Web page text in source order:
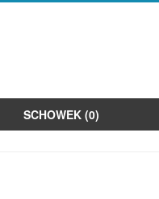
SCHOWEK (0)